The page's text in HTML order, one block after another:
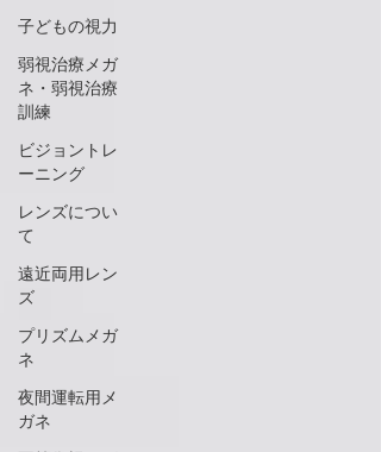
子どもの視力
弱視治療メガ
ネ・弱視治療
訓練
ビジョントレ
ーニング
レンズについ
て
遠近両用レン
ズ
プリズムメガ
ネ
夜間運転用メ
ガネ